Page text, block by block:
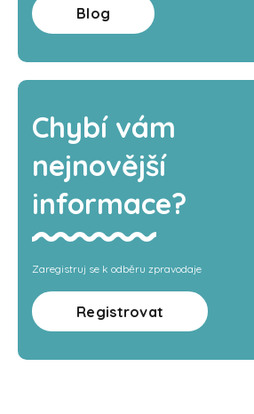
Blog
Chybí vám
nejnovější
informace?
Zaregistruj se k odběru zpravodaje
Registrovat